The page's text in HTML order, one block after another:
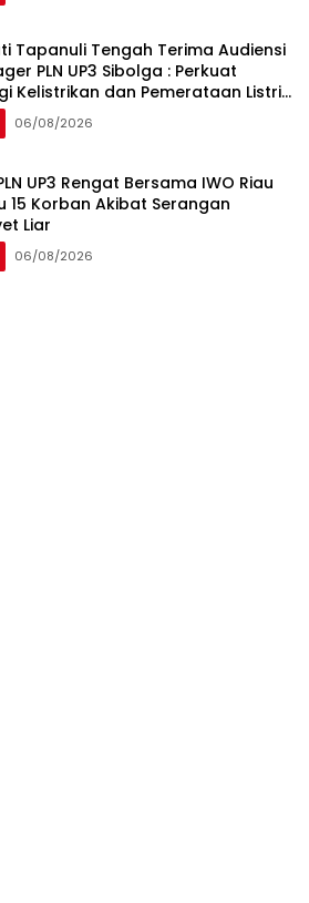
Tapanuli Tengah Terima Audiensi
PLN UP3 Sibolga : Perkuat
Kelistrikan dan Pemerataan Listrik
06/08/2026
UP3 Rengat Bersama IWO Riau
15 Korban Akibat Serangan
Liar
06/08/2026